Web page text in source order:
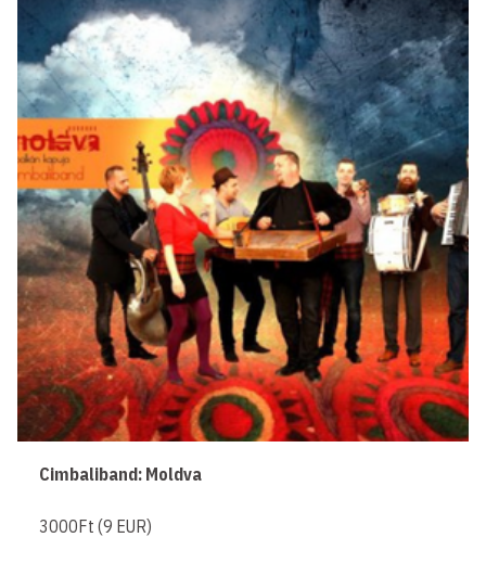
Cimbaliband: Moldva
3000Ft (9 EUR)